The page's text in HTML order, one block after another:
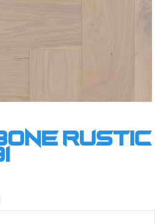
rustic